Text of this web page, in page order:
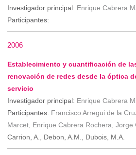
Investigador principal: Enrique Cabrera
Participantes:
2006
Establecimiento y cuantificación de
renovación de redes desde la óptica
servicio
Investigador principal: Enrique Cabrera
Participantes: Francisco Arregui de la
Marcet Enrique Cabrera Rochera Jorge
Carrion, A., Debon, A.M., Dubois, M.A.